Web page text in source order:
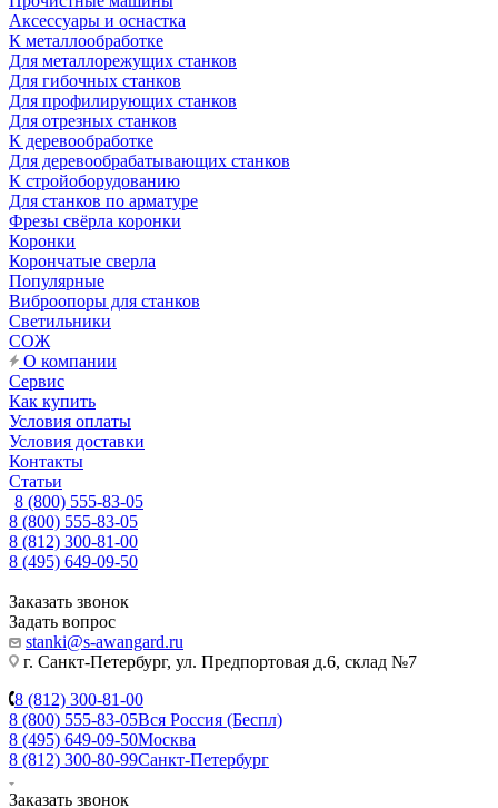
Аксeccyapы и оснастка
К металлообработке
Для металлорежущих станков
Для гибочных станков
Для профилирующих станков
Для отрезных станков
К деревообработке
Для деревообрабатывающих станков
К стройоборудованию
Для станков по арматуре
Фрезы свёрла коронки
Коронки
Корончатые сверла
Популярные
Виброопоры для станков
Светильники
СОЖ
О компании
Сервис
Как купить
Условия оплаты
Условия доставки
Контакты
Статьи
8 (800) 555-83-05
8 (800) 555-83-05
8 (812) 300-81-00
8 (495) 649-09-50
Заказать звонок
Задать вопрос
stanki@s-awangard.ru
г. Санкт-Петербург, ул. Предпортовая д.6, склад №7
8 (812) 300-81-00
8 (800) 555-83-05Вся Россия (Беспл)
8 (495) 649-09-50Москва
8 (812) 300-80-99Санкт-Петербург
Заказать звонок